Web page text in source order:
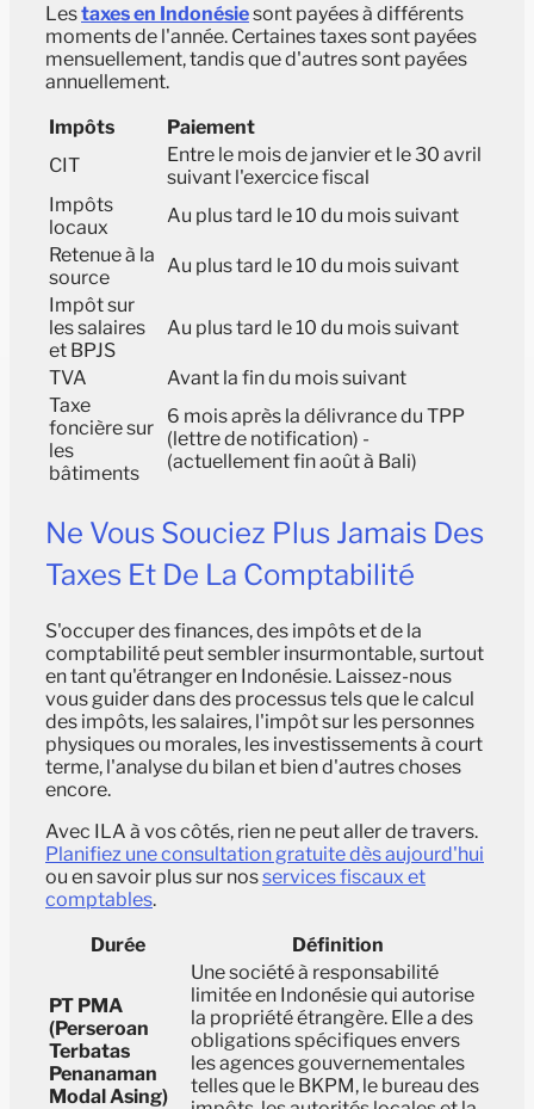
Lestaxes en Indonésiesont payées à différents
moments de l'année. Certaines taxes sont payées
mensuellement, tandis que d'autres sont payées
annuellement.
Impôts
Paiement
CIT
Entre le mois de janvier et le 30 avril
suivant l'exercice fiscal
Impôts
locaux
Au plus tard le 10 du mois suivant
Retenue à la
source
Au plus tard le 10 du mois suivant
Impôt sur
les salaires
et BPJS
Au plus tard le 10 du mois suivant
TVA
Avant la fin du mois suivant
Taxe
foncière sur
les
bâtiments
6 mois après la délivrance du TPP
(lettre de notification) -
(actuellement fin août à Bali)
Ne Vous Souciez Plus Jamais Des
Taxes Et De La Comptabilité
S'occuper des finances, des impôts et de la
comptabilité peut sembler insurmontable, surtout
en tant qu'étranger en Indonésie. Laissez-nous
vous guider dans des processus tels que le calcul
des impôts, les salaires, l'impôt sur les personnes
physiques ou morales, les investissements à court
terme, l'analyse du bilan et bien d'autres choses
encore.
Avec ILA à vos côtés, rien ne peut aller de travers.
Planifiez une consultation gratuite dès aujourd'hui
ou en savoir plus sur nosservices fiscaux et
comptables.
Durée
Définition
PT PMA
(Perseroan
Terbatas
Penanaman
Modal Asing)
Une société à responsabilité
limitée en Indonésie qui autorise
la propriété étrangère. Elle a des
obligations spécifiques envers
les agences gouvernementales
telles que le BKPM, le bureau des